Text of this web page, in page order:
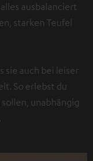
ausbalanciert
starken Teufel
sie auch bei leiser
So erlebst du
unabhängig